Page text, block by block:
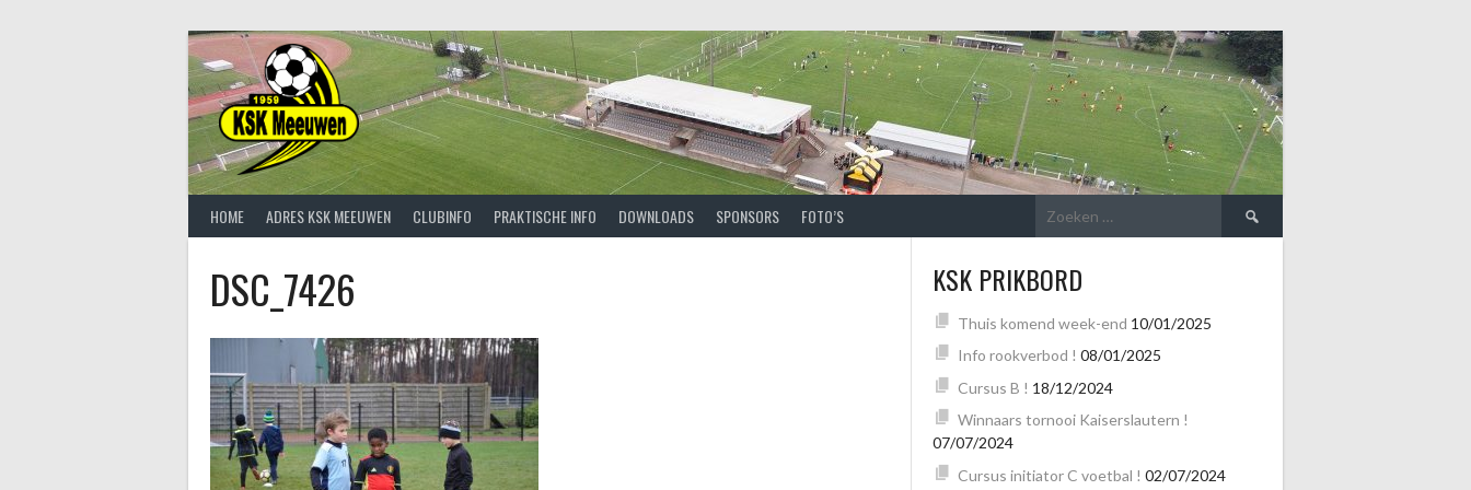
HOME ADRES KSK MEEUWEN CLUBINFO PRAKTISCHE INFO DOWNLOADS SPONSORS FOTO’S
Zoeken
naar:
DSC_7426 KSK PRIKBORD
Thuis komend week-end 10/01/2025
Info rookverbod ! 08/01/2025
Cursus B ! 18/12/2024
Winnaars tornooi Kaiserslautern !
07/07/2024
Cursus initiator C voetbal ! 02/07/2024